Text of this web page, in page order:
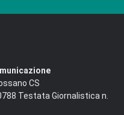
CS
Testata Giornalistica n.